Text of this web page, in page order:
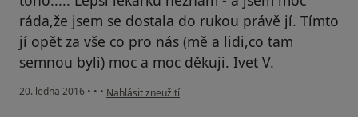
ráda,že jsem se dostala do rukou právě jí. Tímto
jí opět za vše co pro nás (mě a lidi,co tam
semnou byli) moc a moc děkuji. Ivet V.
20. ledna 2016 • • • podle názoru uživatele Váš účet byl odstraněn
Nahlásit zneužití